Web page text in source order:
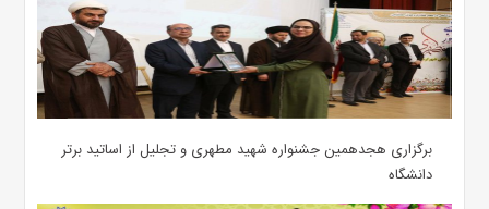
برگزاری هجدهمین جشنواره شهید مطهری و تجلیل از اساتید برتر
دانشگاه